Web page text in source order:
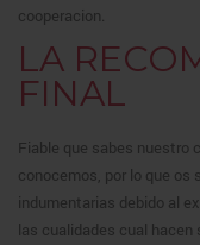
cooperacion.
LA
FINAL
Fiable que sabes nuestro
conocemos, por lo que os
indumentarias debido al
las cualidades cual hacen